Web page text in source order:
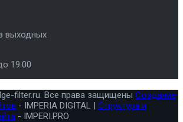
выходных
19.00
filter.ru. Все права защищены Создание
- IMPERIA DIGITAL | Структура и
- IMPERI.PRO